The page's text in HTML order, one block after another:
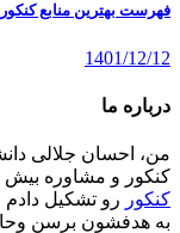
فهرست بهترین منابع
1401/12/12
درباره ما
کنکور و مشاوره بیش از 10 رتبه ۲رقمی و تک‌رقمی،
کنکور رو تشکیل دادم
به هدفشون برسن